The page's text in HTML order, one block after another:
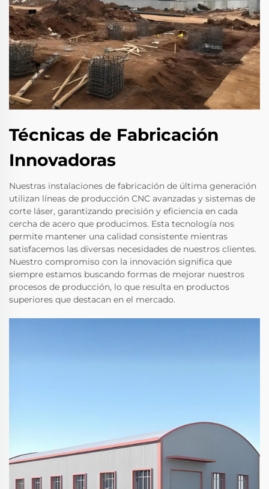
Técnicas de Fabricación
Innovadoras
Nuestras instalaciones de fabricación de última generación
utilizan líneas de producción CNC avanzadas y sistemas de
corte láser, garantizando precisión y eficiencia en cada
cercha de acero que producimos. Esta tecnología nos
permite mantener una calidad consistente mientras
satisfacemos las diversas necesidades de nuestros clientes.
Nuestro compromiso con la innovación significa que
siempre estamos buscando formas de mejorar nuestros
procesos de producción, lo que resulta en productos
superiores que destacan en el mercado.